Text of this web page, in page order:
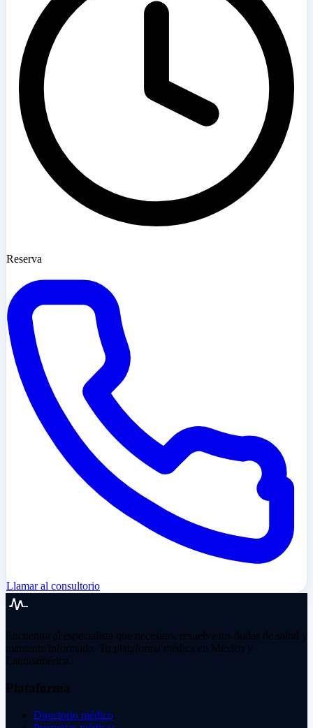
Reserva
Llamar al consultorio
Encuentra al especialista que necesitas, resuelve tus dudas de salud y
mantente informado. Tu plataforma médica en México y
Latinoamérica.
Plataforma
Directorio médico